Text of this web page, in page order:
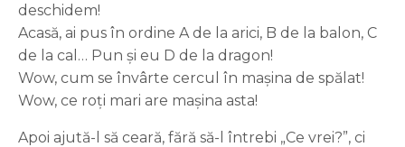
deschidem!
Acasă, ai pus în ordine A de la arici, B de la balon, C
de la cal… Pun și eu D de la dragon!
Wow, cum se învârte cercul în mașina de spălat!
Wow, ce roți mari are mașina asta!
Apoi ajută-l să ceară, fără să-l întrebi „Ce vrei?”, ci